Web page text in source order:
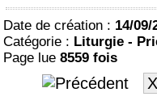
Date de création : 14/09/
Catégorie : Liturgie -
Page lue 8559 fois